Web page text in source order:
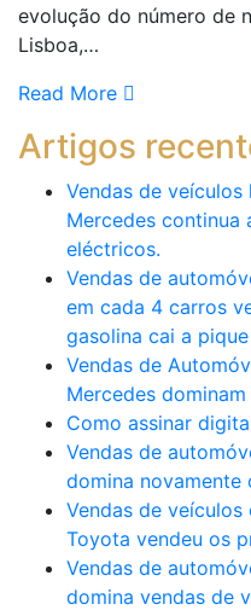
evolução do número de
Lisboa,…
Read More
Artigos
Vendas de
Mercedes continua
eléctricos.
Vendas de
em cada 4 carros
gasolina cai a pique
Vendas de
Mercedes
Como assinar
Vendas de
domina
Vendas de veículos
Toyota vendeu os
Vendas de
domina vendas de